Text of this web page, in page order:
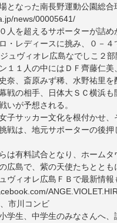
となった南長野運動公園総合
news/00005641/
人を超えるサポーターが詰
・レディースに挑み、０－４
１１人の中にはＤＦ齊藤仁
奈、斎原みず稀、水野祐里
戦の相手、日体大ＳＣ横浜も
いが予想される。
子サッカー文化を根付かせ
戦は、地元サポーターの後
は有料試合となり、ホームタ
広島で、紫の天使たちととも
ヴィオレ広島ＦＢで最新情報
学生、中学生のみなさんへ